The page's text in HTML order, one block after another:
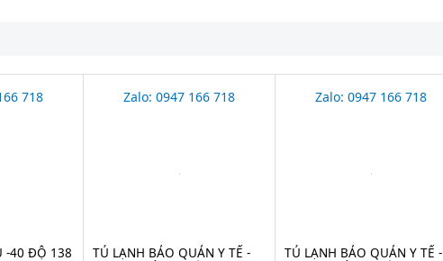
718
-40 ĐỘ 138
Zalo: 0947 166 718
TỦ LẠNH BẢO QUẢN Y TẾ -
Zalo: 0947 166 718
TỦ LẠNH BẢO QUẢN Y TẾ -